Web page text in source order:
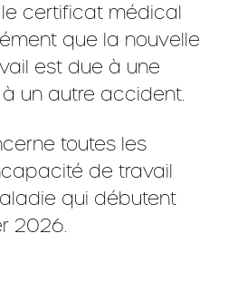
certificat médical
que la nouvelle
est due à une
un autre accident.
toutes les
de travail
qui débutent
2026.